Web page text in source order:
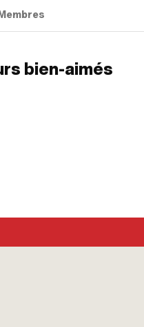
bien-aimés